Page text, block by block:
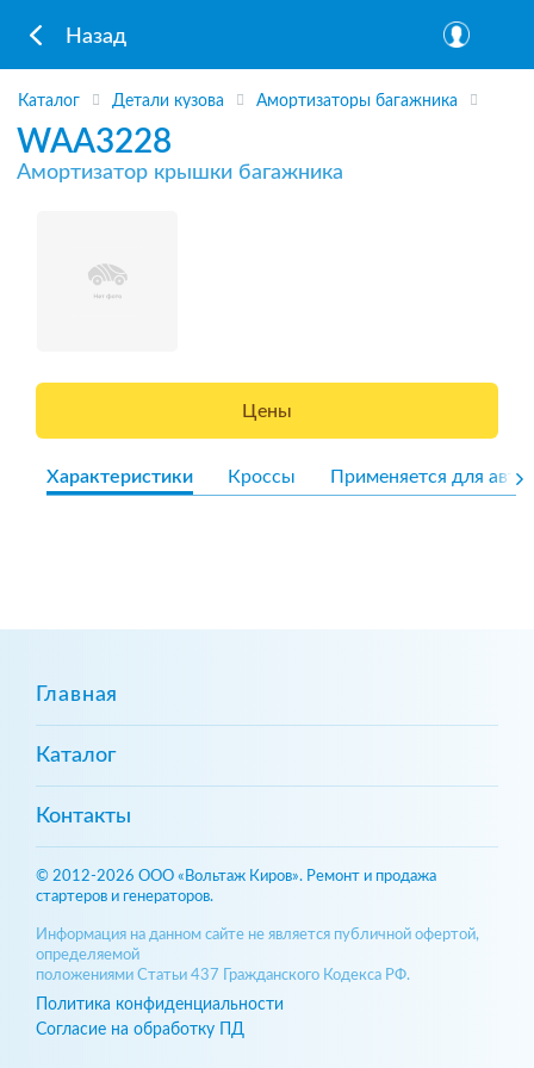
Назад
Каталог Детали кузова Амортизаторы багажника
WAA3228
Амортизатор крышки багажника
Цены
Характеристики Кроссы Применяется для авто
Главная
Каталог
Контакты
© 2012-2026 ООО «Вольтаж Киров». Ремонт и продажа
стартеров и генераторов.
Информация на данном сайте не является публичной офертой,
определяемой
положениями Статьи 437 Гражданского Кодекса РФ.
Политика конфиденциальности
Согласие на обработку ПД